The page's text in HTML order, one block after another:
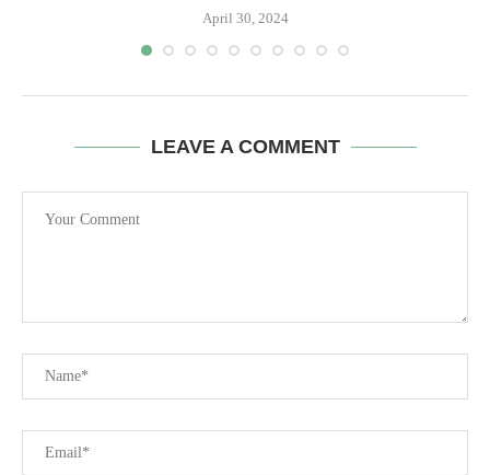
April 30, 2024
LEAVE A COMMENT